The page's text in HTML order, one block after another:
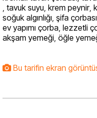
, tavuk suyu, krem peynir,
soğuk algınlığı, şifa çorbası
ev yapımı çorba, lezzetli
akşam yemeği, öğle
Bu tarifin ekran